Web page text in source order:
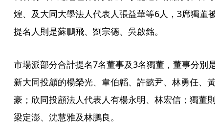
煌、及大同大學法人代表人張益華等6人，3席獨董被
提名人則是蘇鵬飛、劉宗德、吳啟銘。
市場派部分合計提名7名董事及3名獨董，董事分別是
新大同投顧的楊榮光、韋伯韜、許懿尹、林勇任、黃
豪；欣同投顧法人代表人有楊永明、林宏信；獨董則
梁定澎、沈慧雅及林鵬良。